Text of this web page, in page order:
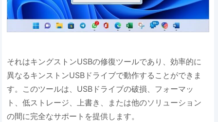
それはキングストンUSBの修復ツールであり、効率的に
異なるキンストンUSBドライブで動作することができま
す。このツールは、USBドライブの破損、フォーマッ
ト、低ストレージ、上書き、または他のソリューション
の間に完全なサポートを提供します。